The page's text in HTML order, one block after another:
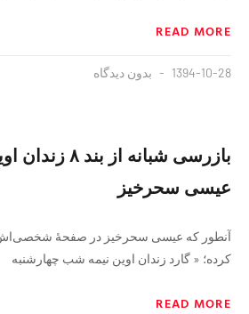
READ MORE
1394-10-28 بدون دیدگاه
بازرسی شبانه از
عیسی سحرخیز
آنطور که عیسی سحرخیز در صفحهٔ
کرده؛ « گارد زندان اوين نيمه شب چهارشنبه
READ MORE